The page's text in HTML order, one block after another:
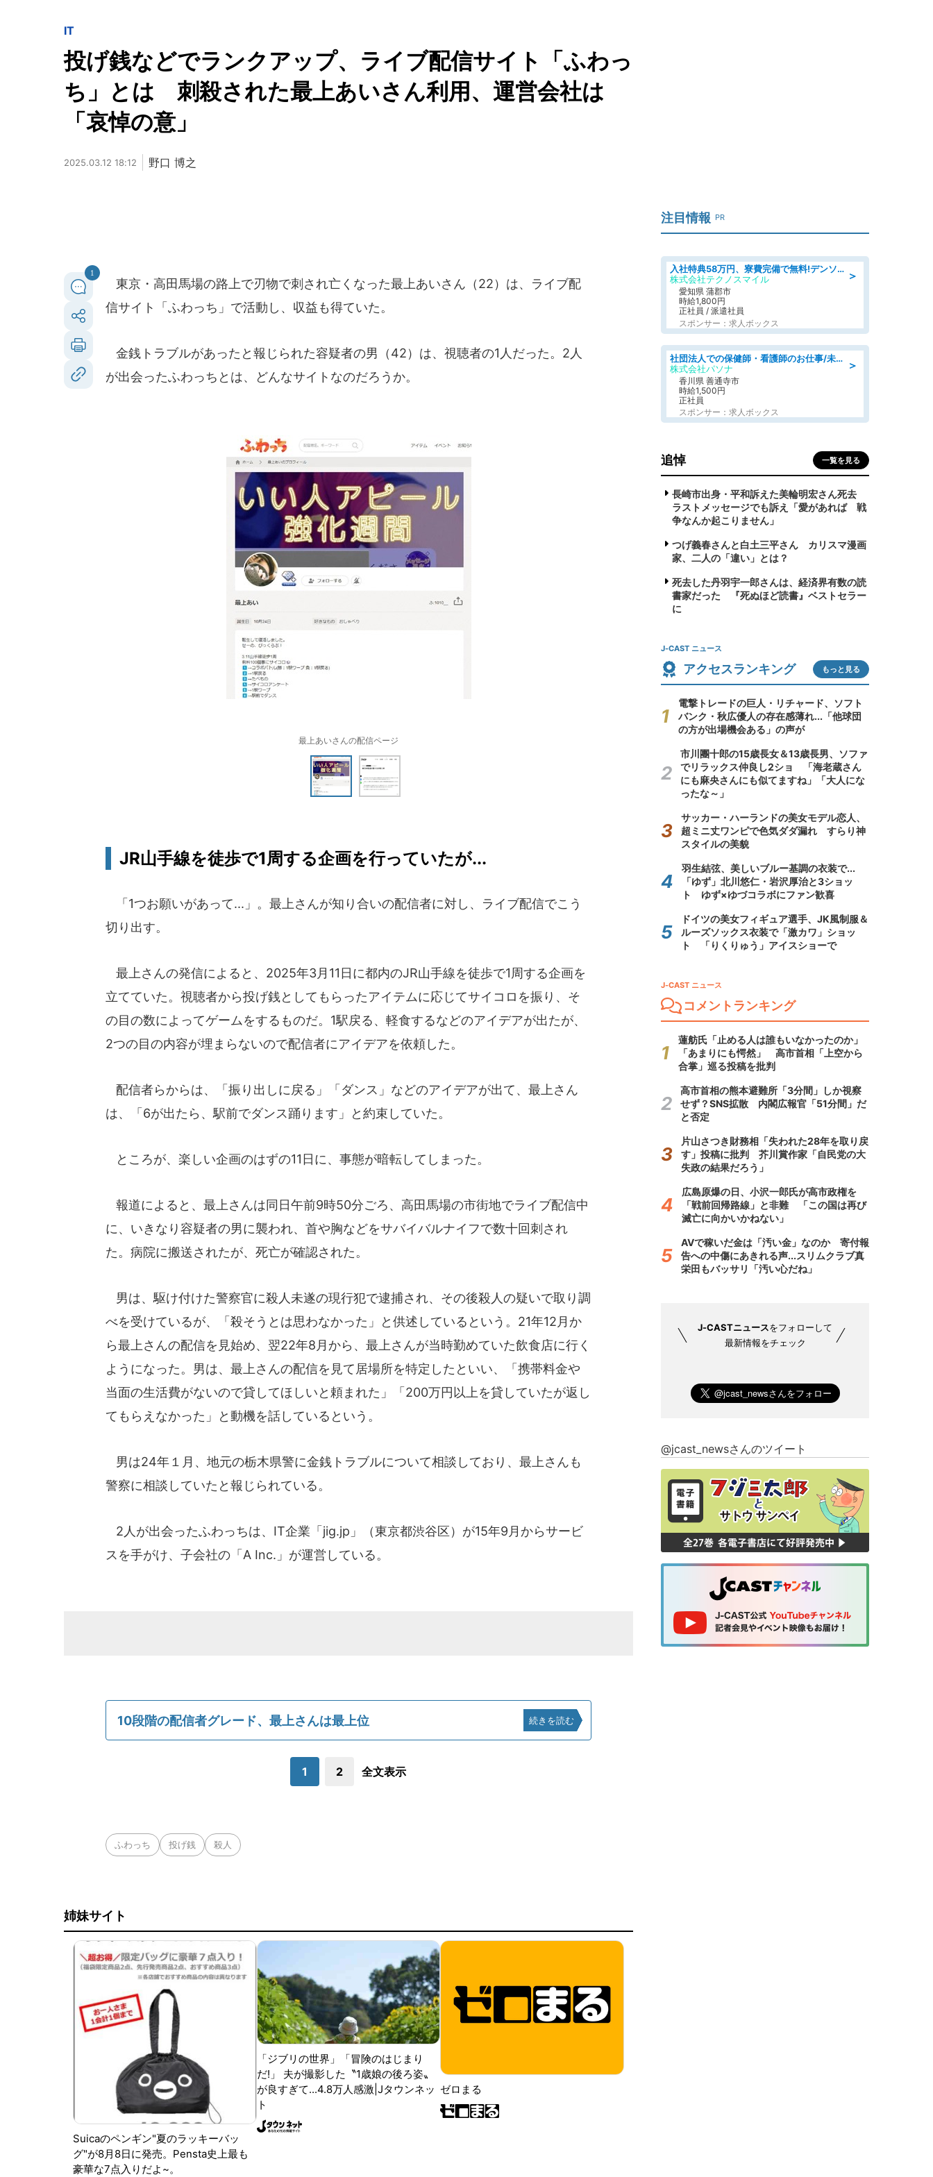
IT
投げ銭などでランクアップ、ライブ配信サイト「ふわっ
ち」とは 刺殺された最上あいさん利用、運営会社は
「哀悼の意」
2025.03.12 18:12 野口 博之
1
東京・高田馬場の路上で刃物で刺され亡くなった最上あいさん（22）は、ライブ配
信サイト「ふわっち」で活動し、収益も得ていた。
金銭トラブルがあったと報じられた容疑者の男（42）は、視聴者の1人だった。2人
が出会ったふわっちとは、どんなサイトなのだろうか。
最上あいさんの配信ページ
JR山手線を徒歩で1周する企画を行っていたが...
「1つお願いがあって...」。最上さんが知り合いの配信者に対し、ライブ配信でこう
切り出す。
最上さんの発信によると、2025年3月11日に都内のJR山手線を徒歩で1周する企画を
立てていた。視聴者から投げ銭としてもらったアイテムに応じてサイコロを振り、そ
の目の数によってゲームをするものだ。1駅戻る、軽食するなどのアイデアが出たが、
2つの目の内容が埋まらないので配信者にアイデアを依頼した。
配信者らからは、「振り出しに戻る」「ダンス」などのアイデアが出て、最上さん
は、「6が出たら、駅前でダンス踊ります」と約束していた。
ところが、楽しい企画のはずの11日に、事態が暗転してしまった。
報道によると、最上さんは同日午前9時50分ごろ、高田馬場の市街地でライブ配信中
に、いきなり容疑者の男に襲われ、首や胸などをサバイバルナイフで数十回刺され
た。病院に搬送されたが、死亡が確認された。
男は、駆け付けた警察官に殺人未遂の現行犯で逮捕され、その後殺人の疑いで取り調
べを受けているが、「殺そうとは思わなかった」と供述しているという。21年12月か
ら最上さんの配信を見始め、翌22年8月から、最上さんが当時勤めていた飲食店に行く
ようになった。男は、最上さんの配信を見て居場所を特定したといい、「携帯料金や
当面の生活費がないので貸してほしいと頼まれた」「200万円以上を貸していたが返し
てもらえなかった」と動機を話しているという。
男は24年１月、地元の栃木県警に金銭トラブルについて相談しており、最上さんも
警察に相談していたと報じられている。
2人が出会ったふわっちは、IT企業「jig.jp」（東京都渋谷区）が15年9月からサービ
スを手がけ、子会社の「A Inc.」が運営している。
10段階の配信者グレード、最上さんは最上位 続きを読む
1 2 全文表示
ふわっち 投げ銭 殺人
姉妹サイト
Suicaのペンギン"夏のラッキーバッ
グ"が8月8日に発売。Pensta史上最も
豪華な7点入りだよ~。
「ジブリの世界」「冒険のはじまり
だ!」 夫が撮影した〝1歳娘の後ろ姿〟
が良すぎて...4.8万人感激|Jタウンネッ
ト
ゼロまる
注目情報 PR
＞
入社特典58万円、寮費完備で無料!デンソーで働こう!自動車工場で小型部品の検査業務 denso aichi
株式会社テクノスマイル
愛知県 蒲郡市
時給1,800円
正社員 / 派遣社員
スポンサー：求人ボックス
＞
社団法人での保健師・看護師のお仕事/未経験OK/要資格:普通免許、保健師、正看護師
株式会社パソナ
香川県 善通寺市
時給1,500円
正社員
スポンサー：求人ボックス
追悼 一覧を見る
長崎市出身・平和訴えた美輪明宏さん死去
ラストメッセージでも訴え「愛があれば 戦
争なんか起こりません」
つげ義春さんと白土三平さん カリスマ漫画
家、二人の「違い」とは？
死去した丹羽宇一郎さんは、経済界有数の読
書家だった 『死ぬほど読書』ベストセラー
に
J-CAST ニュース
アクセスランキング もっと見る
電撃トレードの巨人・リチャード、ソフト
バンク・秋広優人の存在感薄れ...「他球団
の方が出場機会ある」の声が
市川團十郎の15歳長女＆13歳長男、ソファ
でリラックス仲良し2ショ 「海老蔵さん
にも麻央さんにも似てますね」「大人にな
ったな～」
サッカー・ハーランドの美女モデル恋人、
超ミニ丈ワンピで色気ダダ漏れ すらり神
スタイルの美貌
羽生結弦、美しいブルー基調の衣装で...
「ゆず」北川悠仁・岩沢厚治と3ショッ
ト ゆず×ゆづコラボにファン歓喜
ドイツの美女フィギュア選手、JK風制服＆
ルーズソックス衣装で「激カワ」ショッ
ト 「りくりゅう」アイスショーで
J-CAST ニュース
コメントランキング
蓮舫氏「止める人は誰もいなかったのか」
「あまりにも愕然」 高市首相「上空から
合掌」巡る投稿を批判
高市首相の熊本避難所「3分間」しか視察
せず？SNS拡散 内閣広報官「51分間」だ
と否定
片山さつき財務相「失われた28年を取り戻
す」投稿に批判 芥川賞作家「自民党の大
失政の結果だろう」
広島原爆の日、小沢一郎氏が高市政権を
「戦前回帰路線」と非難 「この国は再び
滅亡に向かいかねない」
AVで稼いだ金は「汚い金」なのか 寄付報
告への中傷にあきれる声...スリムクラブ真
栄田もバッサリ「汚い心だね」
J-CASTニュースをフォローして
最新情報をチェック
@jcast_newsさんのツイート